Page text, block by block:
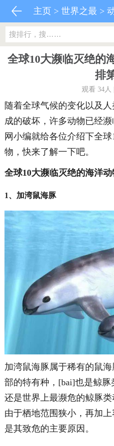
主页 >世界之最 >
全球10大濒临灭绝的
排
观看 34人
随着全球气候的变化以及
成的破坏，许多动物已经
网小编就给各位介绍下全
物，快来了解一下吧。
全球10大濒临灭绝的海洋动
1、加湾鼠海豚
加湾鼠海豚属于稀有的鼠
部的特有种，[bai]也是鲸
还是世界上最濒危的鲸豚类
由于栖地范围狭小，再加
是其致危的主要原因。